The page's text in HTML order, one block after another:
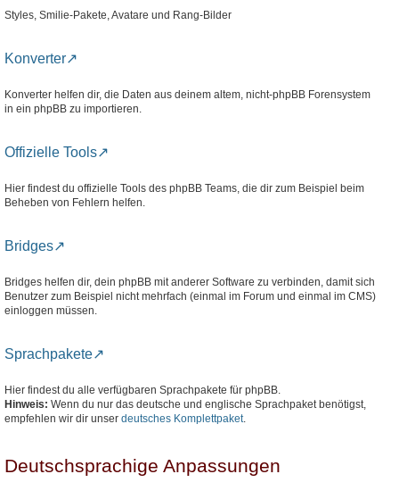
Styles, Smilie-Pakete, Avatare und Rang-Bilder
Konverter
Konverter helfen dir, die Daten aus deinem altem, nicht-phpBB Forensystem
in ein phpBB zu importieren.
Offizielle Tools
Hier findest du offizielle Tools des phpBB Teams, die dir zum Beispiel beim
Beheben von Fehlern helfen.
Bridges
Bridges helfen dir, dein phpBB mit anderer Software zu verbinden, damit sich
Benutzer zum Beispiel nicht mehrfach (einmal im Forum und einmal im CMS)
einloggen müssen.
Sprachpakete
Hier findest du alle verfügbaren Sprachpakete für phpBB.
Hinweis: Wenn du nur das deutsche und englische Sprachpaket benötigst,
empfehlen wir dir unser deutsches Komplettpaket.
Deutschsprachige Anpassungen